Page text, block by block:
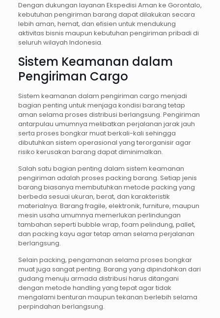
Dengan dukungan layanan Ekspedisi Aman ke Gorontalo,
kebutuhan pengiriman barang dapat dilakukan secara
lebih aman, hemat, dan efisien untuk mendukung
aktivitas bisnis maupun kebutuhan pengiriman pribadi di
seluruh wilayah Indonesia.
Sistem Keamanan dalam
Pengiriman Cargo
Sistem keamanan dalam pengiriman cargo menjadi
bagian penting untuk menjaga kondisi barang tetap
aman selama proses distribusi berlangsung. Pengiriman
antarpulau umumnya melibatkan perjalanan jarak jauh
serta proses bongkar muat berkali-kali sehingga
dibutuhkan sistem operasional yang terorganisir agar
risiko kerusakan barang dapat diminimalkan.
Salah satu bagian penting dalam sistem keamanan
pengiriman adalah proses packing barang. Setiap jenis
barang biasanya membutuhkan metode packing yang
berbeda sesuai ukuran, berat, dan karakteristik
materialnya. Barang fragile, elektronik, furniture, maupun
mesin usaha umumnya memerlukan perlindungan
tambahan seperti bubble wrap, foam pelindung, pallet,
dan packing kayu agar tetap aman selama perjalanan
berlangsung.
Selain packing, pengamanan selama proses bongkar
muat juga sangat penting. Barang yang dipindahkan dari
gudang menuju armada distribusi harus ditangani
dengan metode handling yang tepat agar tidak
mengalami benturan maupun tekanan berlebih selama
perpindahan berlangsung.